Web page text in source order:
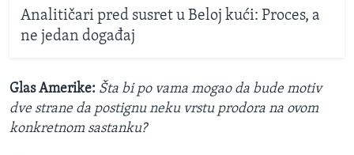
Analitičari pred susret u Beloj kući: Proces, a
ne jedan događaj
Glas Amerike: Šta bi po vama mogao da bude motiv
dve strane da postignu neku vrstu prodora na ovom
konkretnom sastanku?